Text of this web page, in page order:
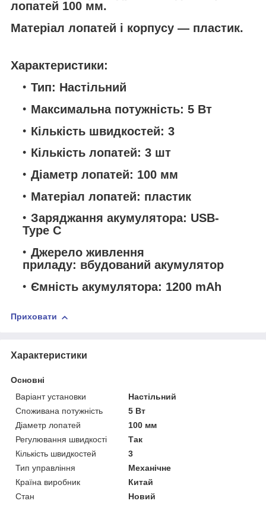
лопатей 100 мм.
Матеріал лопатей і корпусу — пластик.
Характеристики:
Тип: Настільний
Максимальна потужність: 5 Вт
Кількість швидкостей: 3
Кількість лопатей: 3 шт
Діаметр лопатей: 100 мм
Матеріал лопатей: пластик
Заряджання акумулятора: USB-
Type C
Джерело живлення
приладу: вбудований акумулятор
Ємність акумулятора: 1200 mAh
Приховати
Характеристики
Основні
Варіант установки
Настільний
Споживана потужність
5 Вт
Діаметр лопатей
100 мм
Регулювання швидкості
Так
Кількість швидкостей
3
Тип управління
Механічне
Країна виробник
Китай
Стан
Новий